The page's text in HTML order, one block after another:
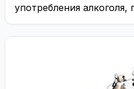
употребления
Daily Telegraph